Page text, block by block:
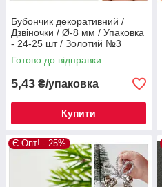
Бубончик декоративний /
Дзвіночки / Ø-8 мм / Упаковка
- 24-25 шт / Золотий №3
Готово до відправки
5,43 ₴/упаковка
Купити
Є Опт! - 25%